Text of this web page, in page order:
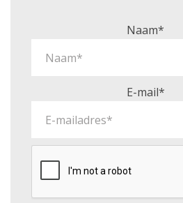
Naam*
E-mail*